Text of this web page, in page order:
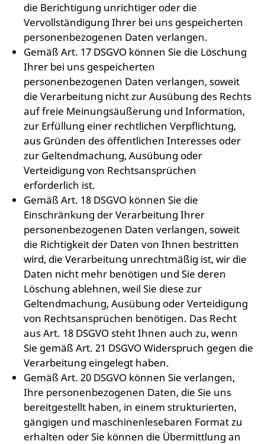
die Berichtigung unrichtiger oder die
Vervollständigung Ihrer bei uns gespeicherten
personenbezogenen Daten verlangen.
Gemäß Art. 17 DSGVO können Sie die Löschung
Ihrer bei uns gespeicherten
personenbezogenen Daten verlangen, soweit
die Verarbeitung nicht zur Ausübung des Rechts
auf freie Meinungsäußerung und Information,
zur Erfüllung einer rechtlichen Verpflichtung,
aus Gründen des öffentlichen Interesses oder
zur Geltendmachung, Ausübung oder
Verteidigung von Rechtsansprüchen
erforderlich ist.
Gemäß Art. 18 DSGVO können Sie die
Einschränkung der Verarbeitung Ihrer
personenbezogenen Daten verlangen, soweit
die Richtigkeit der Daten von Ihnen bestritten
wird, die Verarbeitung unrechtmäßig ist, wir die
Daten nicht mehr benötigen und Sie deren
Löschung ablehnen, weil Sie diese zur
Geltendmachung, Ausübung oder Verteidigung
von Rechtsansprüchen benötigen. Das Recht
aus Art. 18 DSGVO steht Ihnen auch zu, wenn
Sie gemäß Art. 21 DSGVO Widerspruch gegen die
Verarbeitung eingelegt haben.
Gemäß Art. 20 DSGVO können Sie verlangen,
Ihre personenbezogenen Daten, die Sie uns
bereitgestellt haben, in einem strukturierten,
gängigen und maschinenlesebaren Format zu
erhalten oder Sie können die Übermittlung an